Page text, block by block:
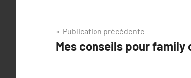
Navigation
de
Publication précédente
Mes conseils pour family